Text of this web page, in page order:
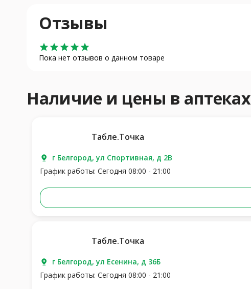
Отзывы
star star star star star
Пока нет отзывов о данном товаре
Наличие и цены в
Табле.Точка
г Белгород, ул Спортивная, д 2В
График работы: Сегодня 08:00 - 21:00
Табле.Точка
г Белгород, ул Есенина, д 36Б
График работы: Сегодня 08:00 - 21:00